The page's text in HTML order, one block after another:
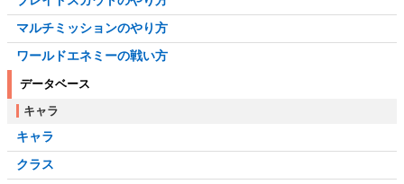
マルチミッションのやり方
ワールドエネミーの戦い方
データベース
キャラ
キャラ
クラス